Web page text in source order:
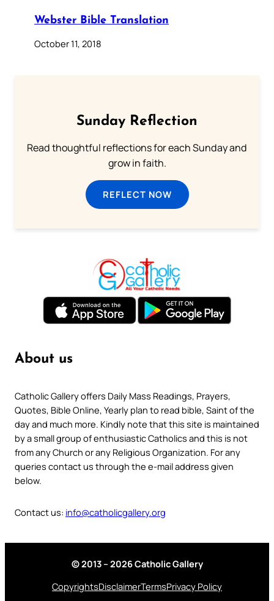
Webster Bible Translation
October 11, 2018
Sunday Reflection
Read thoughtful reflections for each Sunday and
grow in faith.
REFLECT NOW
About us
Catholic Gallery offers Daily Mass Readings, Prayers,
Quotes, Bible Online, Yearly plan to read bible, Saint of the
day and much more. Kindly note that this site is maintained
by a small group of enthusiastic Catholics and this is not
from any Church or any Religious Organization. For any
queries contact us through the e-mail address given
below.
Contact us: info@catholicgallery.org
© 2013 – 2026 Catholic Gallery
CopyrightsDisclaimerTermsPrivacy Policy